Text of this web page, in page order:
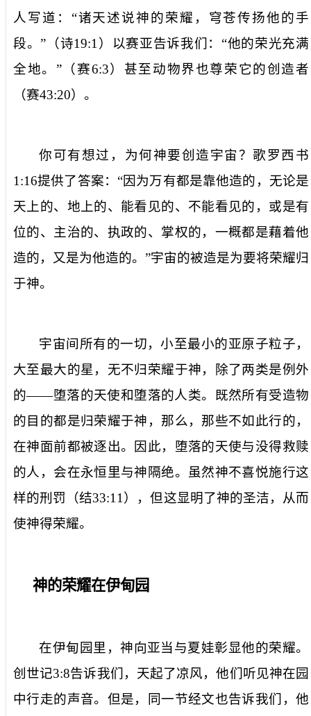
人写道：“诸天述说神的荣耀，穹苍传扬他的手
段。”（诗19:1 ）以赛亚告诉我们：“他的荣光充满
全地。”（赛6:3）甚至动物界也尊荣它的创造者
（赛43:20）。
你可有想过，为何神要创造宇宙？歌罗西书
1:16提供了答案：“因为万有都是靠他造的，无论是
天上的、地上的、能看见的、不能看见的，或是有
位的、主治的、执政的、掌权的，一概都是藉着他
造的，又是为他造的。”宇宙的被造是为要将荣耀归
于神。
宇宙间所有的一切，小至最小的亚原子粒子，
大至最大的星，无不归荣耀于神，除了两类是例外
的——堕落的天使和堕落的人类。既然所有受造物
的目的都是归荣耀于神，那么，那些不如此行的，
在神面前都被逐出。因此，堕落的天使与没得救赎
的人，会在永恒里与神隔绝。虽然神不喜悦施行这
样的刑罚（结33:11 ），但这显明了神的圣洁，从而
使神得荣耀。
神的荣耀在伊甸园
在伊甸园里，神向亚当与夏娃彰显他的荣耀。
创世记3:8告诉我们，天起了凉风，他们听见神在园
中行走的声音。但是，同一节经文也告诉我们，他